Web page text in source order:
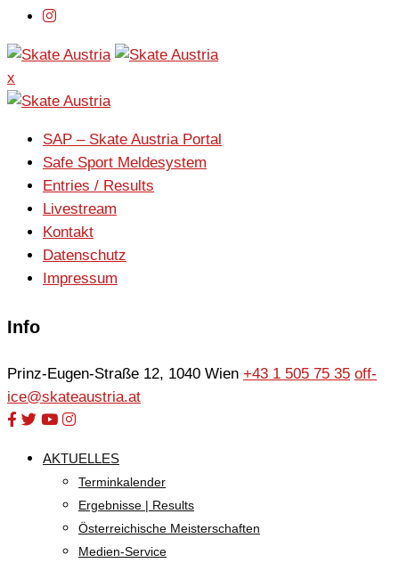
x
SAP – Skate Austria Portal
Safe Sport Meldesystem
Entries / Results
Livestream
Kontakt
Datenschutz
Impressum
Info
Prinz-Eugen-Straße 12, 1040 Wien +43 1 505 75 35 off-
ice@skateaustria.at
AKTUELLES
Terminkalender
Ergebnisse | Results
Österreichische Meisterschaften
Medien-Service